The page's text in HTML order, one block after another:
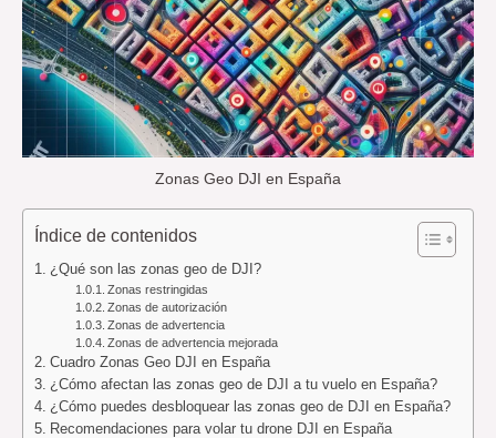
Zonas Geo DJI en España
Índice de contenidos
¿Qué son las zonas geo de DJI?
Zonas restringidas
Zonas de autorización
Zonas de advertencia
Zonas de advertencia mejorada
Cuadro Zonas Geo DJI en España
¿Cómo afectan las zonas geo de DJI a tu vuelo en España?
¿Cómo puedes desbloquear las zonas geo de DJI en España?
Recomendaciones para volar tu drone DJI en España